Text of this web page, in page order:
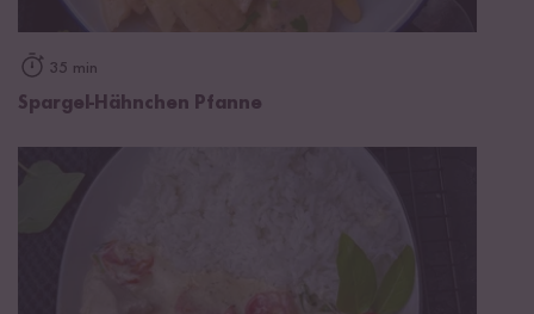
35 min
Spargel-Hähnchen Pfanne